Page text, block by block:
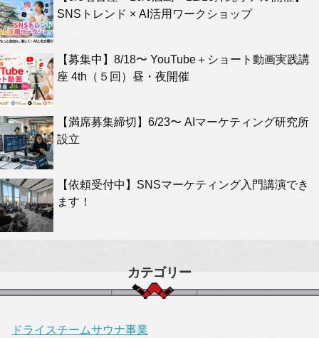
SNSトレンド × AI活用ワークショップ
【募集中】8/18〜 YouTube＋ショート動画実践講
座 4th（５回）昼・夜開催
【満席募集締切】6/23〜 AIマーケティング研究所
設立
【依頼受付中】SNSマーケティング入門講演でき
ます！
カテゴリー
ドライスチームサウナ事業